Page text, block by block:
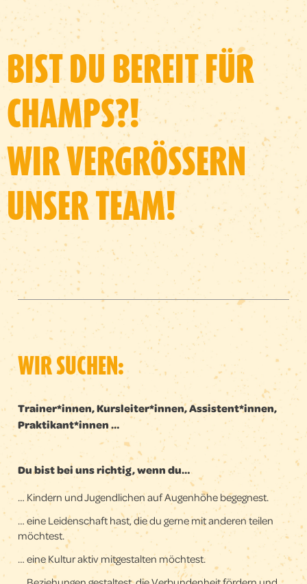
BIST DU BEREIT FÜR
CHAMPS?!
WIR VERGRÖSSERN U
NSER TEAM!
WIR SUCHEN:
Trainer*innen, Kursleiter*innen, Assistent*innen,
Praktikant*innen …
Du bist bei uns richtig, wenn du…​
… Kindern und Jugendlichen auf Augenhöhe begegnest.
… eine Leidenschaft hast, die du gerne mit anderen teilen
möchtest.
… eine Kultur aktiv mitgestalten möchtest.